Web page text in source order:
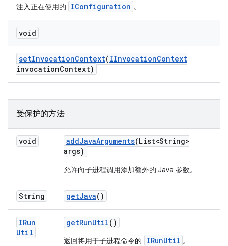
注入正在使用的 IConfiguration 。
void
setInvocationContext(IInvocationContext
invocationContext)
受保护的方法
void addJavaArguments(List<String>
args)
允许向子进程调用添加额外的 Java 参数。
String getJava()
IRun
Util
getRunUtil()
返回将用于子进程命令的 IRunUtil 。